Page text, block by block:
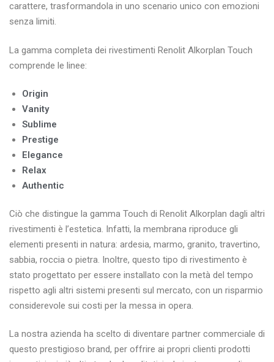
carattere, trasformandola in uno scenario unico con emozioni
senza limiti.
La gamma completa dei rivestimenti Renolit Alkorplan Touch
comprende le linee:
Origin
Vanity
Sublime
Prestige
Elegance
Relax
Authentic
Ciò che distingue la gamma Touch di Renolit Alkorplan dagli altri
rivestimenti è l’estetica. Infatti, la membrana riproduce gli
elementi presenti in natura: ardesia, marmo, granito, travertino,
sabbia, roccia o pietra. Inoltre, questo tipo di rivestimento è
stato progettato per essere installato con la metà del tempo
rispetto agli altri sistemi presenti sul mercato, con un risparmio
considerevole sui costi per la messa in opera.
La nostra azienda ha scelto di diventare partner commerciale di
questo prestigioso brand, per offrire ai propri clienti prodotti